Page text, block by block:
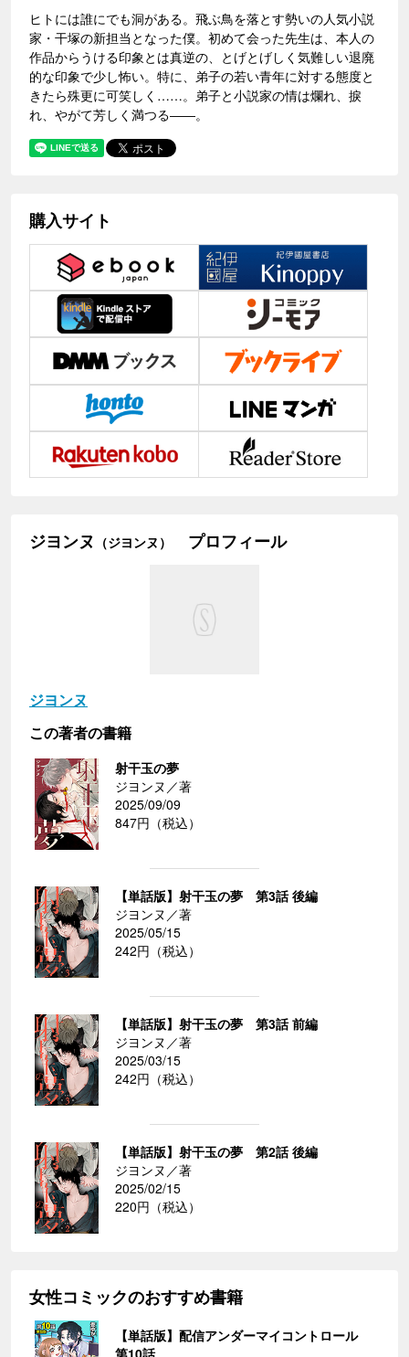
ヒトには誰にでも洞がある。飛ぶ鳥を落とす勢いの人気小説
家・干塚の新担当となった僕。初めて会った先生は、本人の
作品からうける印象とは真逆の、とげとげしく気難しい退廃
的な印象で少し怖い。特に、弟子の若い青年に対する態度と
きたら殊更に可笑しく……。弟子と小説家の情は爛れ、捩
れ、やがて芳しく満つる――。
購入サイト
ジヨンヌ （ジヨンヌ） プロフィール
ジヨンヌ
この著者の書籍
射干玉の夢
ジヨンヌ／著
2025/09/09
847円（税込）
【単話版】射干玉の夢 第3話 後編
ジヨンヌ／著
2025/05/15
242円（税込）
【単話版】射干玉の夢 第3話 前編
ジヨンヌ／著
2025/03/15
242円（税込）
【単話版】射干玉の夢 第2話 後編
ジヨンヌ／著
2025/02/15
220円（税込）
女性コミックのおすすめ書籍
【単話版】配信アンダーマイコントロール
第10話